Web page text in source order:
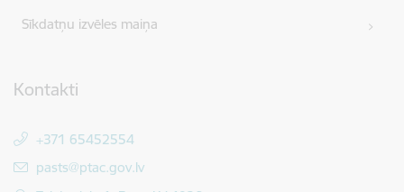
Sīkdatņu izvēles maiņa
Kontakti
+371 65452554
E-pasts:
pasts@ptac.gov.lv